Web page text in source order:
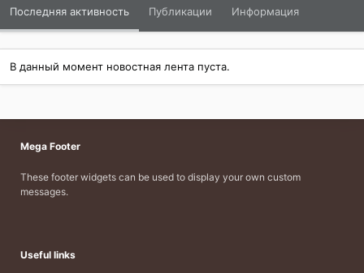
Последняя активность Публикации Информация
В данный момент новостная лента пуста.
Mega Footer
These footer widgets can be used to display your own custom
messages.
Useful links